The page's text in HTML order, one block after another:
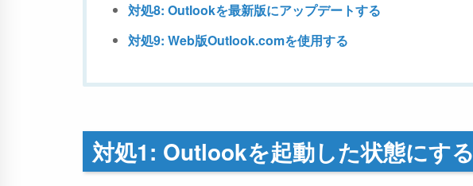
対処8: Outlookを最新版にアップデートする
対処9: Web版Outlook.comを使用する
対処1: Outlookを起動した状態にする